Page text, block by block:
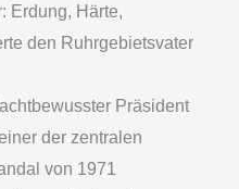
Erdung, Härte,
den Ruhrgebietsvater
Präsident
der zentralen
von 1971